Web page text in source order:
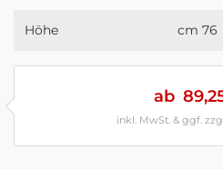
Höhe cm 76
ab
inkl. MwSt. & ggf.